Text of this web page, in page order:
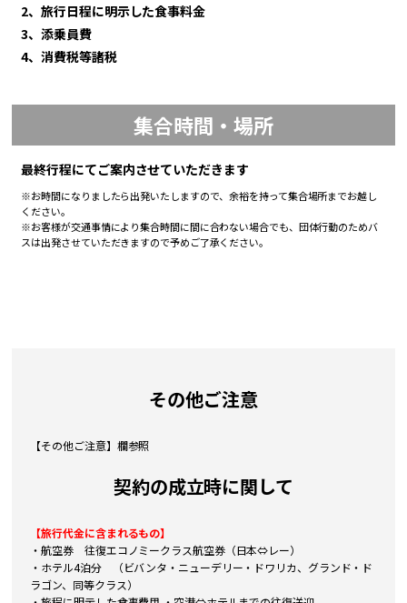
2、旅行日程に明示した食事料金
3、添乗員費
4、消費税等諸税
集合時間・場所
最終行程にてご案内させていただきます
※お時間になりましたら出発いたしますので、余裕を持って集合場所までお越し
ください。
※お客様が交通事情により集合時間に間に合わない場合でも、団体行動のためバ
スは出発させていただきますので予めご了承ください。
その他ご注意
【その他ご注意】欄参照
契約の成立時に関して
【旅行代金に含まれるもの】
・航空券 往復エコノミークラス航空券（日本⇔レー）
・ホテル4泊分 （ビバンタ・ニューデリー・ドワリカ、グランド・ド
ラゴン、同等クラス）